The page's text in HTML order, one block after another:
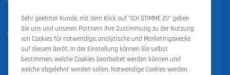
Outstanding Sales Performance Award 2018, 2019, 2020, 2021,
2022
Sehr geehrter Kunde, mit dem Klick auf "ICH STIMME ZU" geben
Sie uns und unseren Partnern Ihre Zustimmung zu der Nutzung
von Cookies für notwendige, analytische und Marketingzwecke
auf diesem Gerät. In der Einstellung können Sie selbst
bestimmen, welche Cookies bearbeitet werden können und
welche abgelehnt werden sollen. Notwendige Cookies werden